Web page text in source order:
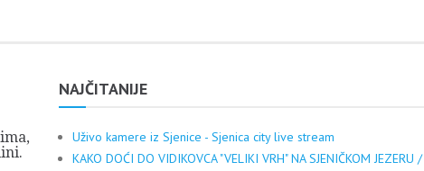
NAJČITANIJE
Uživo kamere iz Sjenice - Sjenica city live stream
KAKO DOĆI DO VIDIKOVCA "VELIKI VRH" NA SJENIČKOM